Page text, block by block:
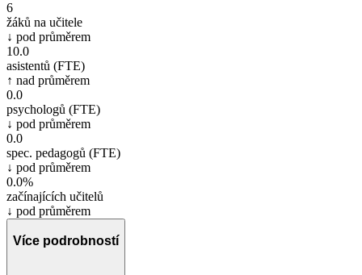
6
žáků na učitele
↓ pod průměrem
10.0
asistentů (FTE)
↑ nad průměrem
0.0
psychologů (FTE)
↓ pod průměrem
0.0
spec. pedagogů (FTE)
↓ pod průměrem
0.0%
začínajících učitelů
↓ pod průměrem
Více podrobností